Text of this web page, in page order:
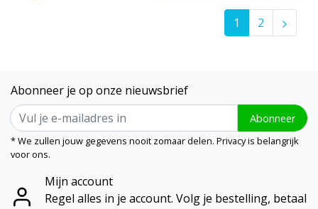
1 2
Abonneer je op onze nieuwsbrief
Abonneer
* We zullen jouw gegevens nooit zomaar delen. Privacy is belangrijk
voor ons.
Mijn account
Regel alles in je account. Volg je bestelling, betaal